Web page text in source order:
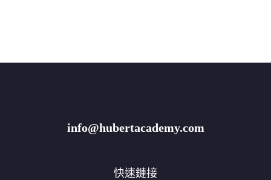
info@hubertacademy.com
快速鏈接